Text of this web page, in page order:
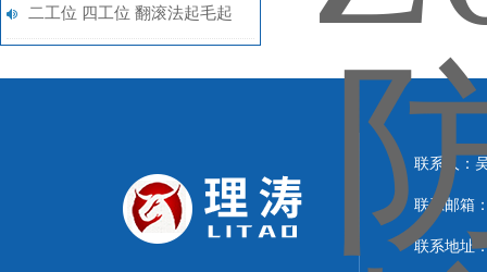
货
二工位 四工位 翻滚法起毛起
联系人：
联系邮箱
联系地址